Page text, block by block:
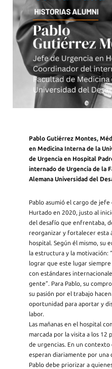
Pablo Gutiérrez Montes,
en Medicina Interna de la
de Urgencia en Hospital
internado de Urgencia de la
Alemana Universidad del
Pablo asumió el cargo de
Hurtado en 2020, justo al
del desafío que enfrentaba,
reorganizar y fortalecer esta
hospital. Según él mismo, su
la estructura y la motivación:
lograr que este lugar
con estándares
gente”. Para Pablo, su
su pasión por el trabajo
oportunidad para aportar y
labor.
Las mañanas en el hospital
marcada por la visita a los 12
de urgencias. En un
esperan diariamente por una
Pablo debe priorizar a